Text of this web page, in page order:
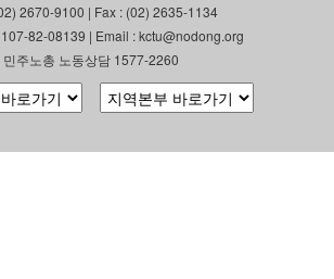
2670-9100 | Fax : (02) 2635-1134
107-82-08139 | Email : kctu@nodong.org
민주노총 노동상담 1577-2260